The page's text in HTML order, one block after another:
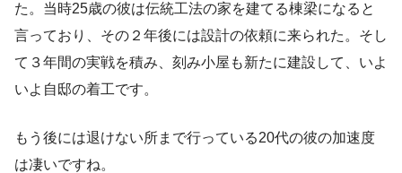
た。当時25歳の彼は伝統工法の家を建てる棟梁になると
言っており、その２年後には設計の依頼に来られた。そし
て３年間の実戦を積み、刻み小屋も新たに建設して、いよ
いよ自邸の着工です。
もう後には退けない所まで行っている20代の彼の加速度
は凄いですね。